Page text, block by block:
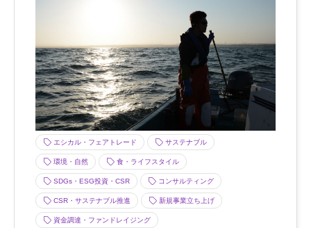
エシカル・フェアトレード サステナブル
環境・自然 食・ライフスタイル
SDGs・ESG投資・CSR コンサルティング
CSR・サステナブル推進 新規事業立ち上げ
資金調達・ファンドレイジング